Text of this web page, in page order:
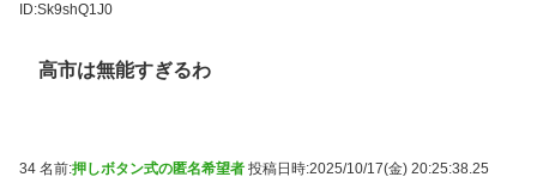
ID:Sk9shQ1J0
高市は無能すぎるわ
34 名前:押しボタン式の匿名希望者 投稿日時:2025/10/17(金) 20:25:38.25